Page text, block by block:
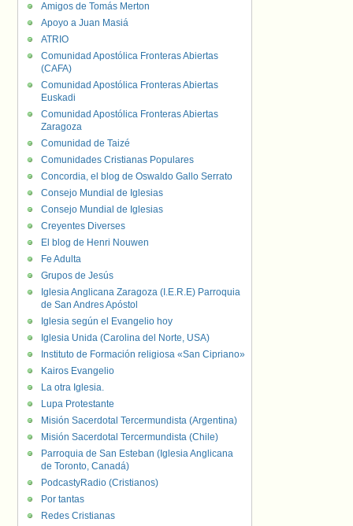
Amigos de Tomás Merton
Apoyo a Juan Masiá
ATRIO
Comunidad Apostólica Fronteras Abiertas
(CAFA)
Comunidad Apostólica Fronteras Abiertas
Euskadi
Comunidad Apostólica Fronteras Abiertas
Zaragoza
Comunidad de Taizé
Comunidades Cristianas Populares
Concordia, el blog de Oswaldo Gallo Serrato
Consejo Mundial de Iglesias
Consejo Mundial de Iglesias
Creyentes Diverses
El blog de Henri Nouwen
Fe Adulta
Grupos de Jesús
Iglesia Anglicana Zaragoza (I.E.R.E) Parroquia
de San Andres Apóstol
Iglesia según el Evangelio hoy
Iglesia Unida (Carolina del Norte, USA)
Instituto de Formación religiosa «San Cipriano»
Kairos Evangelio
La otra Iglesia.
Lupa Protestante
Misión Sacerdotal Tercermundista (Argentina)
Misión Sacerdotal Tercermundista (Chile)
Parroquia de San Esteban (Iglesia Anglicana
de Toronto, Canadá)
PodcastyRadio (Cristianos)
Por tantas
Redes Cristianas